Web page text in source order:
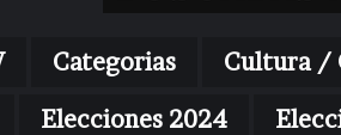
Categorias Cultura /
Elecciones 2024